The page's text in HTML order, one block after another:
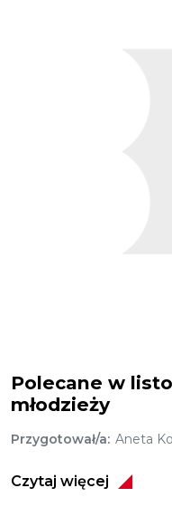
Polecane w
młodzieży
Przygotował/a Aneta
Czytaj więcej